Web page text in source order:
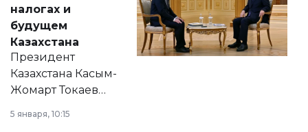
налогах и
будущем
Казахстана
Президент
Казахстана Касым-
Жомарт Токаев
сразу несколько
5 января, 10:15